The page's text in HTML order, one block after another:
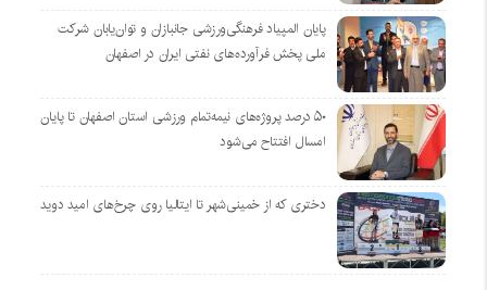
پایان المپیاد فرهنگی‌ورزشی جانبازان و توان‌یابان شرکت
ملی پخش فرآورده‌های نفتی ایران در اصفهان
۵۰ درصد پروژه‌های نیمه‌تمام ورزشی استان اصفهان تا پایان
امسال افتتاح می‌شود
دختری که از خمینی‌شهر تا ایتالیا روی چرخ‌های امید دوید